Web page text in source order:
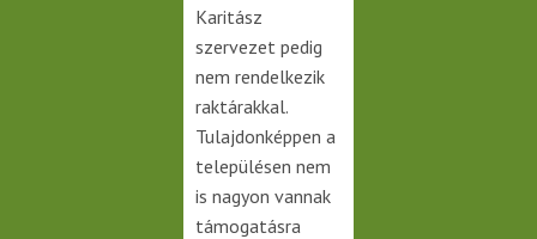
Karitász
szervezet pedig
nem rendelkezik
raktárakkal.
Tulajdonképpen a
településen nem
is nagyon vannak
támogatásra